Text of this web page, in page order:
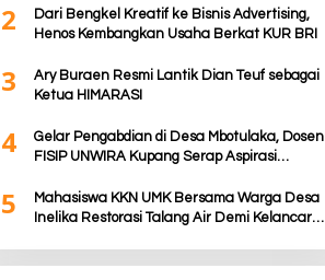
2
Dari Bengkel Kreatif ke Bisnis Advertising,
Henos Kembangkan Usaha Berkat KUR BRI
3
Ary Buraen Resmi Lantik Dian Teuf sebagai
Ketua HIMARASI
4
Gelar Pengabdian di Desa Mbotulaka, Dosen
FISIP UNWIRA Kupang Serap Aspirasi
Taruna
5
Mahasiswa KKN UMK Bersama Warga Desa
Inelika Restorasi Talang Air Demi Kelancaran